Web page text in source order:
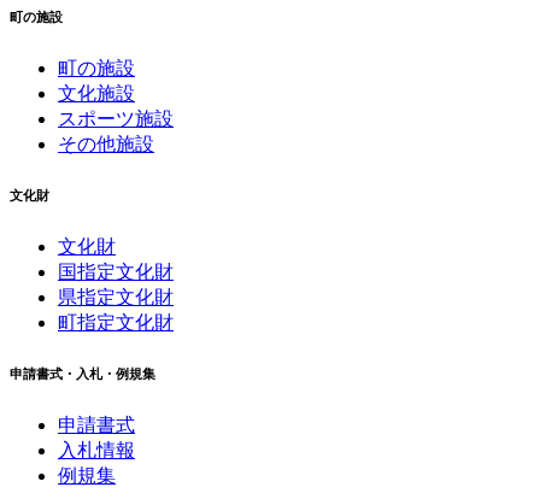
町の施設
町の施設
文化施設
スポーツ施設
その他施設
文化財
文化財
国指定文化財
県指定文化財
町指定文化財
申請書式・入札・例規集
申請書式
入札情報
例規集